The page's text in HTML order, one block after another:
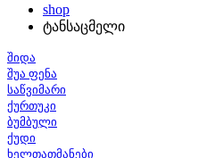
shop
ტანსაცმელი
შიდა
შუა ფენა
საწვიმარი
ქურთუკი
ბუმბული
ქუდი
ხელთათმანები